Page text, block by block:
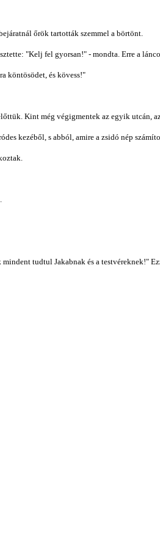
őrök tartották szemmel a börtönt.
"Kelj fel gyorsan!" - mondta. Erre a
köntösödet, és kövess!"
Kint még végigmentek az egyik utcán,
kezéből, s abból, amire a zsidó nép
tudtul Jakabnak és a testvéreknek!"